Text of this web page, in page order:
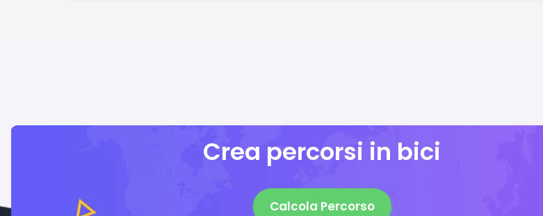
Crea percorsi in bici
Calcola Percorso